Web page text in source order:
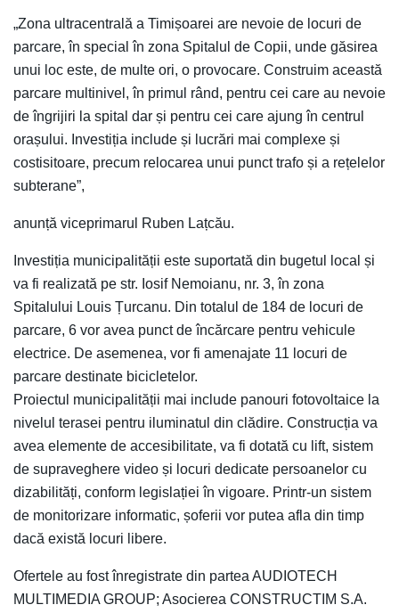
„Zona ultracentrală a Timișoarei are nevoie de locuri de
parcare, în special în zona Spitalul de Copii, unde găsirea
unui loc este, de multe ori, o provocare. Construim această
parcare multinivel, în primul rând, pentru cei care au nevoie
de îngrijiri la spital dar și pentru cei care ajung în centrul
orașului. Investiția include și lucrări mai complexe și
costisitoare, precum relocarea unui punct trafo și a rețelelor
subterane”,
anunță viceprimarul Ruben Lațcău.
Investiția municipalității este suportată din bugetul local și
va fi realizată pe str. Iosif Nemoianu, nr. 3, în zona
Spitalului Louis Țurcanu. Din totalul de 184 de locuri de
parcare, 6 vor avea punct de încărcare pentru vehicule
electrice. De asemenea, vor fi amenajate 11 locuri de
parcare destinate bicicletelor.
Proiectul municipalității mai include panouri fotovoltaice la
nivelul terasei pentru iluminatul din clădire. Construcția va
avea elemente de accesibilitate, va fi dotată cu lift, sistem
de supraveghere video și locuri dedicate persoanelor cu
dizabilități, conform legislației în vigoare. Printr-un sistem
de monitorizare informatic, șoferii vor putea afla din timp
dacă există locuri libere.
Ofertele au fost înregistrate din partea AUDIOTECH
MULTIMEDIA GROUP; Asocierea CONSTRUCTIM S.A.